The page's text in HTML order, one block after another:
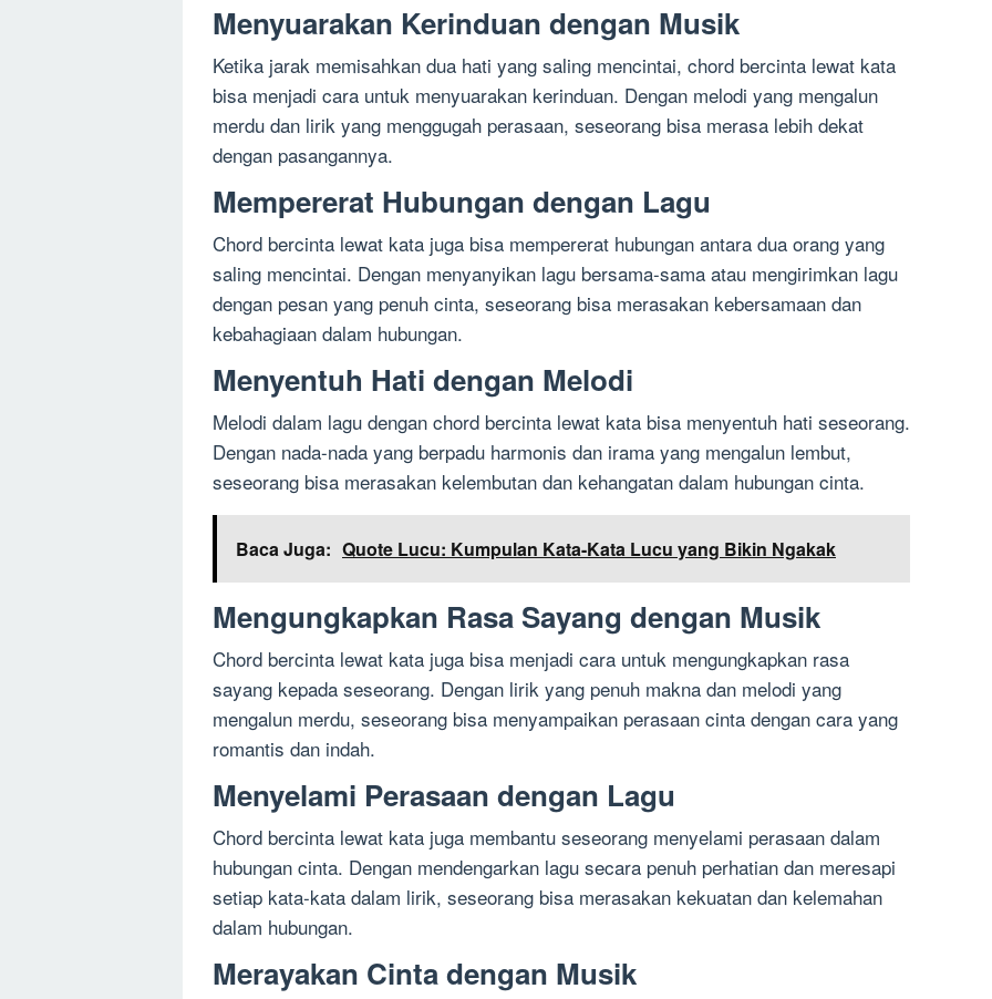
Menyuarakan Kerinduan dengan Musik
Ketika jarak memisahkan dua hati yang saling mencintai, chord bercinta lewat kata
bisa menjadi cara untuk menyuarakan kerinduan. Dengan melodi yang mengalun
merdu dan lirik yang menggugah perasaan, seseorang bisa merasa lebih dekat
dengan pasangannya.
Mempererat Hubungan dengan Lagu
Chord bercinta lewat kata juga bisa mempererat hubungan antara dua orang yang
saling mencintai. Dengan menyanyikan lagu bersama-sama atau mengirimkan lagu
dengan pesan yang penuh cinta, seseorang bisa merasakan kebersamaan dan
kebahagiaan dalam hubungan.
Menyentuh Hati dengan Melodi
Melodi dalam lagu dengan chord bercinta lewat kata bisa menyentuh hati seseorang.
Dengan nada-nada yang berpadu harmonis dan irama yang mengalun lembut,
seseorang bisa merasakan kelembutan dan kehangatan dalam hubungan cinta.
Baca Juga: Quote Lucu: Kumpulan Kata-Kata Lucu yang Bikin Ngakak
Mengungkapkan Rasa Sayang dengan Musik
Chord bercinta lewat kata juga bisa menjadi cara untuk mengungkapkan rasa
sayang kepada seseorang. Dengan lirik yang penuh makna dan melodi yang
mengalun merdu, seseorang bisa menyampaikan perasaan cinta dengan cara yang
romantis dan indah.
Menyelami Perasaan dengan Lagu
Chord bercinta lewat kata juga membantu seseorang menyelami perasaan dalam
hubungan cinta. Dengan mendengarkan lagu secara penuh perhatian dan meresapi
setiap kata-kata dalam lirik, seseorang bisa merasakan kekuatan dan kelemahan
dalam hubungan.
Merayakan Cinta dengan Musik